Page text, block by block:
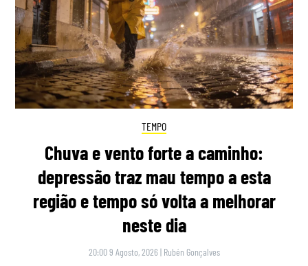
TEMPO
Chuva e vento forte a caminho:
depressão traz mau tempo a esta
região e tempo só volta a melhorar
neste dia
20:00 9 Agosto, 2026 | Rubén Gonçalves